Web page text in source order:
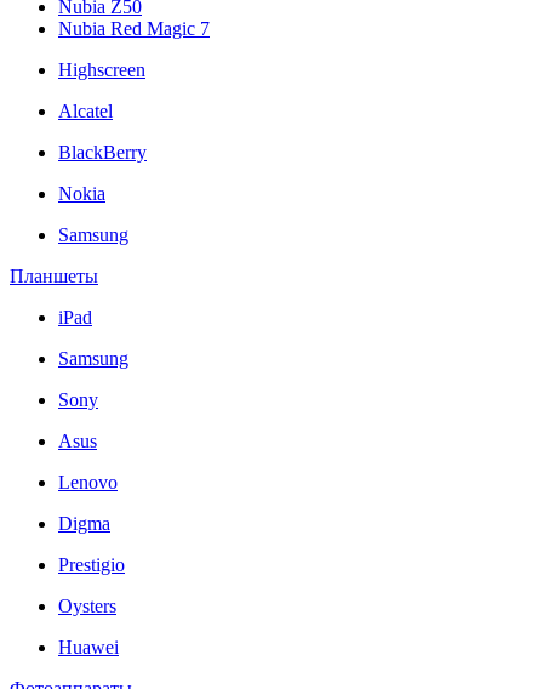
Nubia Z50
Nubia Red Magic 7
Highscreen
Alcatel
BlackBerry
Nokia
Samsung
Планшеты
iPad
Samsung
Sony
Asus
Lenovo
Digma
Prestigio
Oysters
Huawei